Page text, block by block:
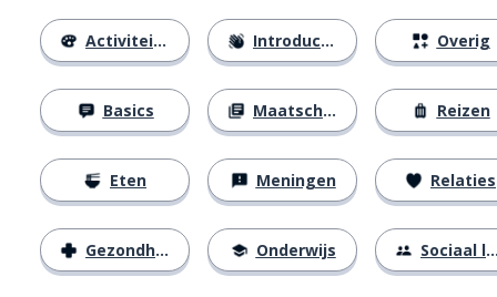
Activiteiten
Basics
Eten
Gezondheid
Introducties
Maatschappij
Meningen
Onderwijs
Overig
Reizen
Relaties
Sociaal leven